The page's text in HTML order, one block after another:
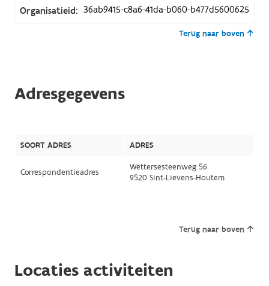
Organisatieid: 36ab9415-c8a6-41da-b060-b477d5600625
Terug naar boven
Adresgegevens
SOORT ADRES ADRES
Correspondentieadres
Wettersesteenweg 56
9520 Sint-Lievens-Houtem
Terug naar boven
Locaties activiteiten